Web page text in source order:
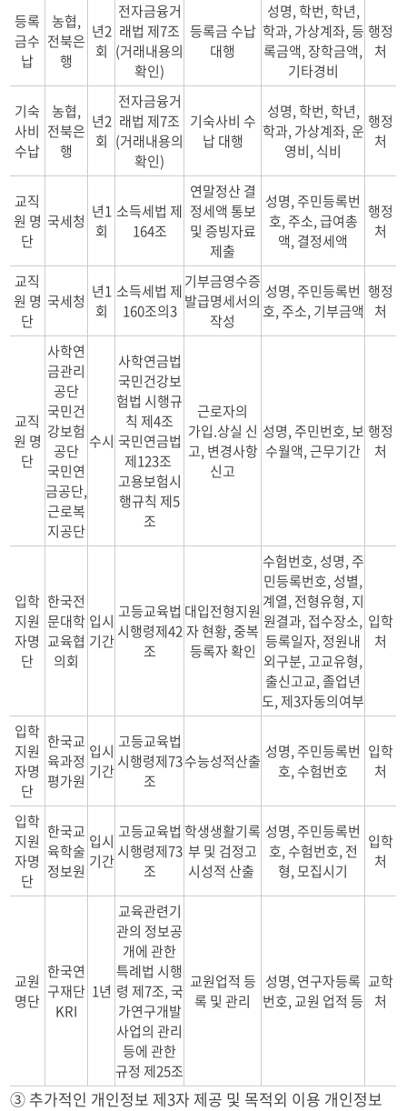
등록
금수
납
농협,
전북은
행
년2
회
전자금융거
래법 제7조
(거래내용의
확인)
등록금 수납
대행
성명, 학번, 학년,
학과, 가상계좌, 등
록금액, 장학금액,
기타경비
행정
처
기숙
사비
수납
농협,
전북은
행
년2
회
전자금융거
래법 제7조
(거래내용의
확인)
기숙사비 수
납 대행
성명, 학번, 학년,
학과, 가상계좌, 운
영비, 식비
행정
처
교직
원 명
단
국세청 년1
회
소득세법 제
164조
연말정산 결
정세액 통보
및 증빙자료
제출
성명, 주민등록번
호, 주소, 급여총
액, 결정세액
행정
처
교직
원 명
단
국세청 년1
회
소득세법 제
160조의3
기부금영수증
발급명세서의
작성
성명, 주민등록번
호, 주소, 기부금액
행정
처
교직
원 명
단
사학연
금관리
공단
국민건
강보험
공단
국민연
금공단,
근로복
지공단
수시
사학연금법
국민건강보
험법 시행규
칙 제4조
국민연금법
제123조
고용보험시
행규칙 제5
조
근로자의
가입.상실 신
고, 변경사항
신고
성명, 주민번호, 보
수월액, 근무기간
행정
처
입학
지원
자명
단
한국전
문대학
교육협
의회
입시
기간
고등교육법
시행령제42
조
대입전형지원
자 현황, 중복
등록자 확인
수험번호, 성명, 주
민등록번호, 성별,
계열, 전형유형, 지
원결과, 접수장소,
등록일자, 정원내
외구분, 고교유형,
출신고교, 졸업년
도, 제3자동의여부
입학
처
입학
지원
자명
단
한국교
육과정
평가원
입시
기간
고등교육법
시행령제73
조
수능성적산출 성명, 주민등록번
호, 수험번호
입학
처
입학
지원
자명
단
한국교
육학술
정보원
입시
기간
고등교육법
시행령제73
조
학생생활기록
부 및 검정고
시성적 산출
성명, 주민등록번
호, 수험번호, 전
형, 모집시기
입학
처
교원
명단
한국연
구재단
KRI
1년
교육관련기
관의 정보공
개에 관한
특례법 시행
령 제7조, 국
가연구개발
사업의 관리
등에 관한
규정 제25조
교원업적 등
록 및 관리
성명, 연구자등록
번호, 교원 업적 등
교학
처
③ 추가적인 개인정보 제3자 제공 및 목적외 이용 개인정보